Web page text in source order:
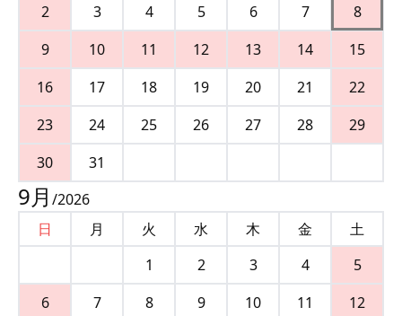
2
3 4 5 6 7
8
9
10 11 12 13 14
15
16
17 18 19 20 21
22
23
24 25 26 27 28
29
30
31
9月 /2026
日
月 火 水 木 金
土
1
2 3 4
5
6
7 8 9 10 11
12